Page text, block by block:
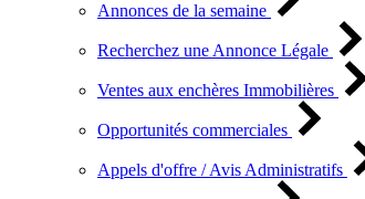
Annonces de la semaine
Recherchez une Annonce Légale
Ventes aux enchères Immobilières
Opportunités commerciales
Appels d'offre / Avis Administratifs